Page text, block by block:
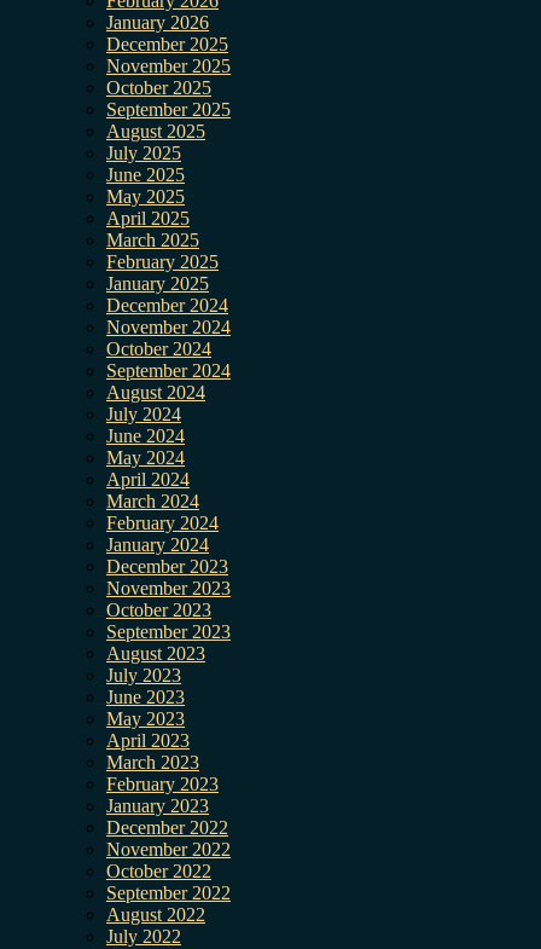
January 2026
December 2025
November 2025
October 2025
September 2025
August 2025
July 2025
June 2025
May 2025
April 2025
March 2025
February 2025
January 2025
December 2024
November 2024
October 2024
September 2024
August 2024
July 2024
June 2024
May 2024
April 2024
March 2024
February 2024
January 2024
December 2023
November 2023
October 2023
September 2023
August 2023
July 2023
June 2023
May 2023
April 2023
March 2023
February 2023
January 2023
December 2022
November 2022
October 2022
September 2022
August 2022
July 2022